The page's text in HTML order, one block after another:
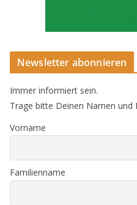
Newsletter abonnieren
Immer informiert sein.
Trage bitte Deinen Namen und
Vorname
Familienname